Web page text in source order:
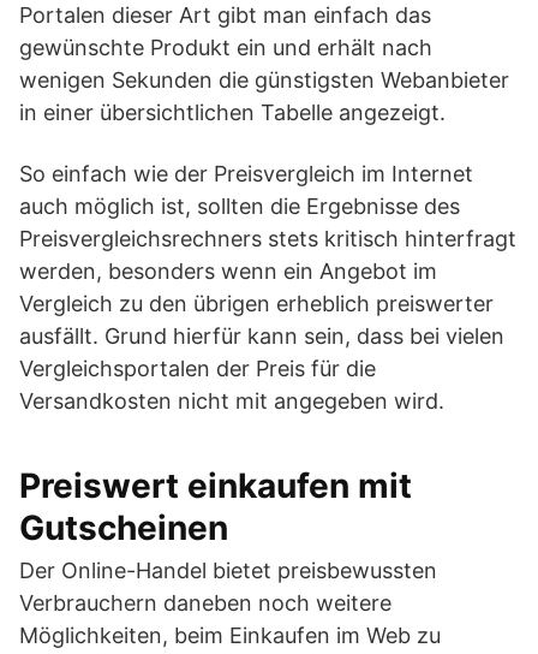
Portalen dieser Art gibt man einfach das
gewünschte Produkt ein und erhält nach
wenigen Sekunden die günstigsten Webanbieter
in einer übersichtlichen Tabelle angezeigt.
So einfach wie der Preisvergleich im Internet
auch möglich ist, sollten die Ergebnisse des
Preisvergleichsrechners stets kritisch hinterfragt
werden, besonders wenn ein Angebot im
Vergleich zu den übrigen erheblich preiswerter
ausfällt. Grund hierfür kann sein, dass bei vielen
Vergleichsportalen der Preis für die
Versandkosten nicht mit angegeben wird.
Preiswert einkaufen mit
Gutscheinen
Der Online-Handel bietet preisbewussten
Verbrauchern daneben noch weitere
Möglichkeiten, beim Einkaufen im Web zu